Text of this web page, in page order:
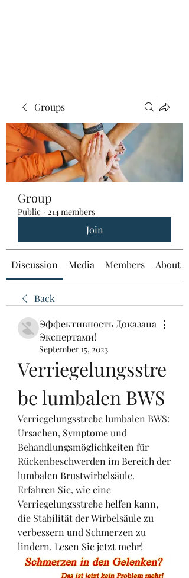
Groups
Group
Public · 214 members
Join
Discussion Media Members About
Back
Эффективность Доказана
Экспертами!
September 15, 2023
Verriegelungsstre
be lumbalen BWS
Verriegelungsstrebe lumbalen BWS:
Ursachen, Symptome und
Behandlungsmöglichkeiten für
Rückenbeschwerden im Bereich der
lumbalen Brustwirbelsäule.
Erfahren Sie, wie eine
Verriegelungsstrebe helfen kann,
die Stabilität der Wirbelsäule zu
verbessern und Schmerzen zu
lindern. Lesen Sie jetzt mehr!